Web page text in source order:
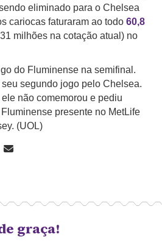
eliminado para o Chelsea
cariocas faturaram ao todo 60,8
milhões na cotação atual) no
do Fluminense na semifinal.
segundo jogo pelo Chelsea.
não comemorou e pediu
presente no MetLife
(UOL)
graça!